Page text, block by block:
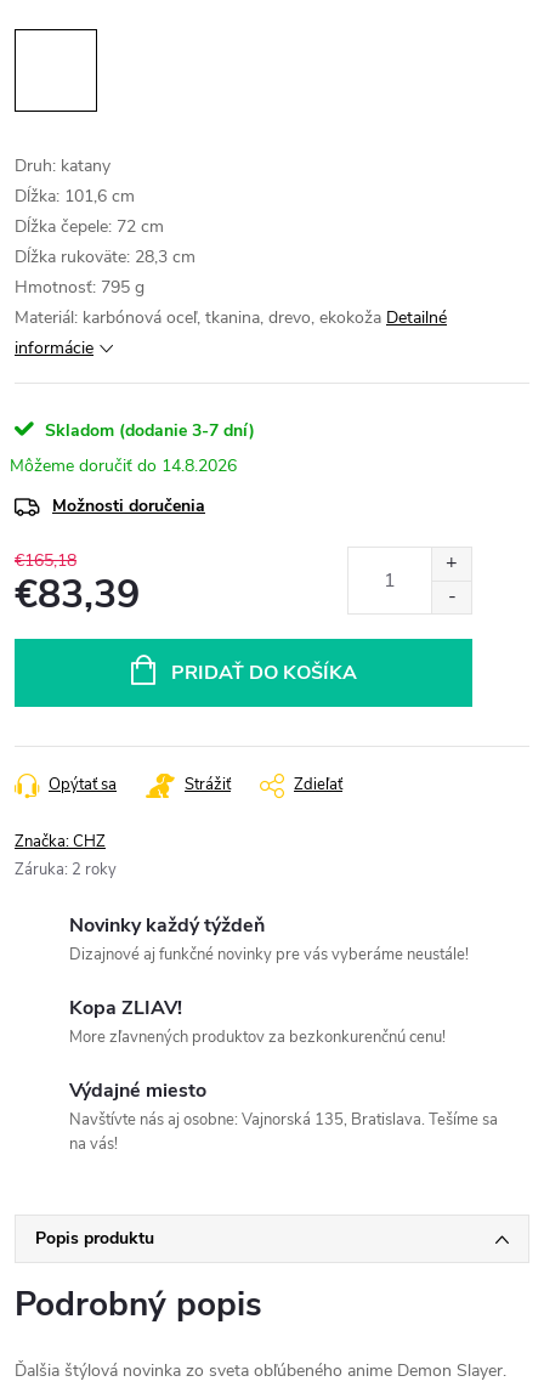
Druh: katany
Dĺžka: 101,6 cm
Dĺžka čepele: 72 cm
Dĺžka rukoväte: 28,3 cm
Hmotnosť: 795 g
Materiál: karbónová oceľ, tkanina, drevo, ekokoža Detailné
informácie
Skladom (dodanie 3-7 dní)
14.8.2026
Možnosti doručenia
€165,18
€83,39
PRIDAŤ DO KOŠÍKA
Opýtať sa Strážiť Zdieľať
Značka:CHZ
Záruka: 2 roky
Novinky každý týždeň
Dizajnové aj funkčné novinky pre vás vyberáme neustále!
Kopa ZLIAV!
More zľavnených produktov za bezkonkurenčnú cenu!
Výdajné miesto
Navštívte nás aj osobne: Vajnorská 135, Bratislava. Tešíme sa
na vás!
Popis produktu
Podrobný popis
Ďalšia štýlová novinka zo sveta obľúbeného anime Demon Slayer.